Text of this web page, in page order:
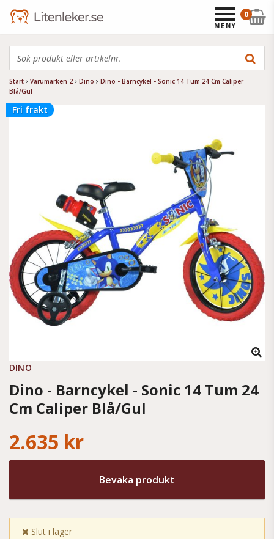
Start Varumärken 2 Dino
Dino - Barncykel - Sonic 14 Tum 24 Cm Caliper
Blå/Gul
Fri frakt
DINO
Dino - Barncykel - Sonic 14 Tum 24
Cm Caliper Blå/Gul
2.635 kr
Bevaka produkt
Slut i lager
0
MENY